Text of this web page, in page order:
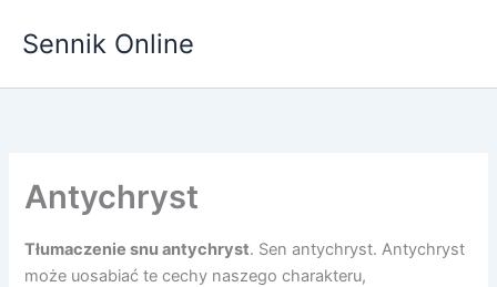
Sennik Online
Antychryst
Tłumaczenie snu antychryst. Sen antychryst. Antychryst
może uosabiać te cechy naszego charakteru,